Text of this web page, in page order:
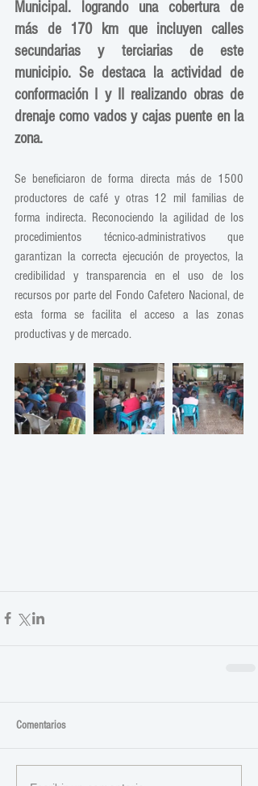
Municipal. logrando una cobertura de
más de 170 km que incluyen calles
secundarias y terciarias de este
municipio. Se destaca la actividad de
conformación I y II realizando obras de
drenaje como vados y cajas puente en la
zona.
Se beneficiaron de forma directa más de 1500
productores de café y otras 12 mil familias de
forma indirecta. Reconociendo la agilidad de los
procedimientos técnico-administrativos que
garantizan la correcta ejecución de proyectos, la
credibilidad y transparencia en el uso de los
recursos por parte del Fondo Cafetero Nacional, de
esta forma se facilita el acceso a las zonas
productivas y de mercado.
Comentarios